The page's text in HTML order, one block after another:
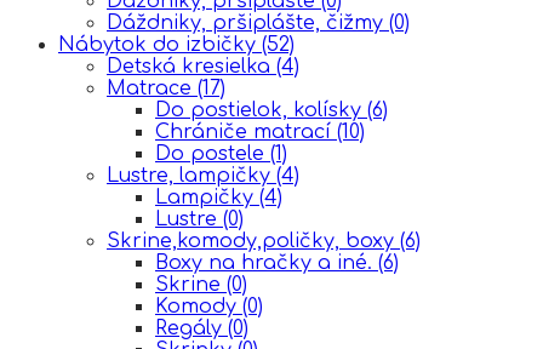
Dáždniky, pršiplášte, čižmy (0)
Nábytok do izbičky (52)
Detská kresielka (4)
Matrace (17)
Do postielok, kolísky (6)
Chrániče matrací (10)
Do postele (1)
Lustre, lampičky (4)
Lampičky (4)
Lustre (0)
Skrine,komody,poličky, boxy (6)
Boxy na hračky a iné. (6)
Skrine (0)
Komody (0)
Regály (0)